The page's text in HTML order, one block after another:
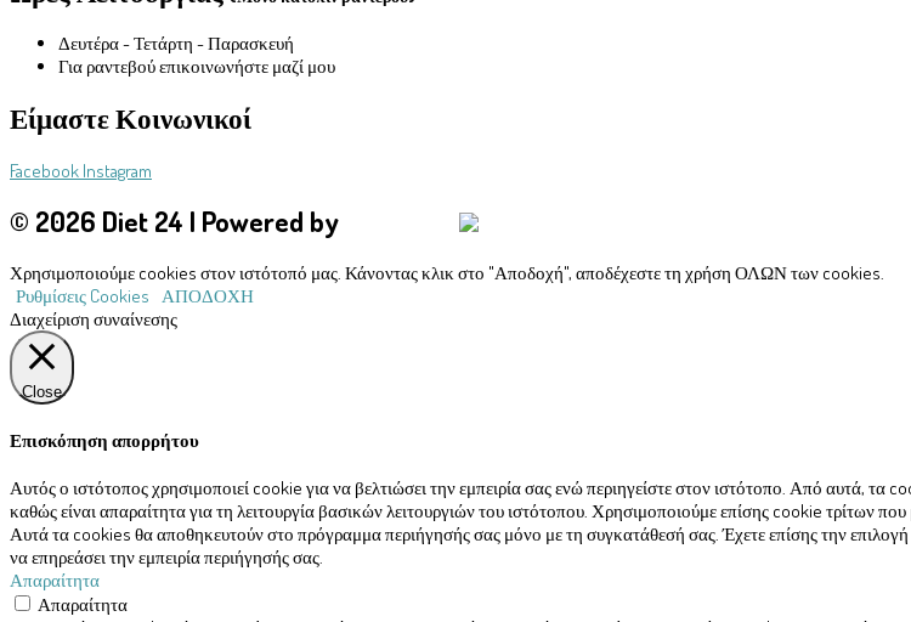
Δευτέρα - Τετάρτη - Παρασκευή
Για ραντεβού επικοινωνήστε μαζί μου
Είμαστε Κοινωνικοί
Facebook Instagram
© 2026 Diet 24 | Powered by
Χρησιμοποιούμε cookies στον ιστότοπό μας. Κάνοντας κλικ στο "Αποδοχή", αποδέχεστε τη χρήση ΟΛΩΝ των cookies.
Ρυθμίσεις Cookies ΑΠΟΔΟΧΗ
Διαχείριση συναίνεσης
Close
Επισκόπηση απορρήτου
Αυτός ο ιστότοπος χρησιμοποιεί cookie για να βελτιώσει την εμπειρία σας ενώ περιηγείστε στον ιστότοπο. Από αυτά,
καθώς είναι απαραίτητα για τη λειτουργία βασικών λειτουργιών του ιστότοπου. Χρησιμοποιούμε επίσης cookie τρίτων
Αυτά τα cookies θα αποθηκευτούν στο πρόγραμμα περιήγησής σας μόνο με τη συγκατάθεσή σας. Έχετε επίσης την
να επηρεάσει την εμπειρία περιήγησής σας.
Απαραίτητα
Απαραίτητα